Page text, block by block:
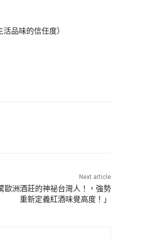
品味的信任度）
Next article
歐洲酒莊的神祕台灣人！，強勢
重新定義紅酒味覺高度！」